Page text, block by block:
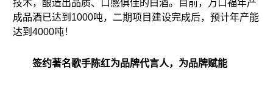
技术，酿造出品质、口感俱佳的白酒。目前，万口福年产
成品酒已达到1000吨，二期项目建设完成后，预计年产能
达到4000吨！
签约著名歌手陈红为品牌代言人，为品牌赋能